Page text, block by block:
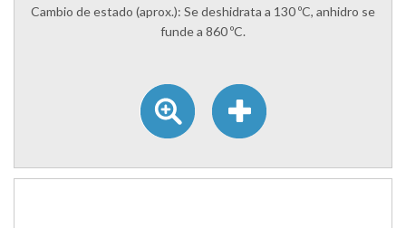
Cambio de estado (aprox.): Se deshidrata a 130 ºC, anhidro se
funde a 860 ºC.